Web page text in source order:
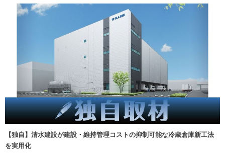
【独自】清水建設が建設・維持管理コストの抑制可能な冷蔵倉庫新工法
を実用化